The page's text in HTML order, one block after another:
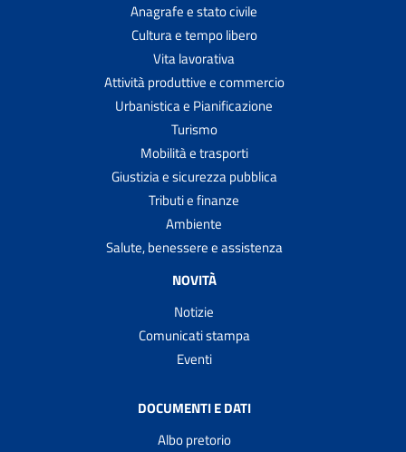
Anagrafe e stato civile
Cultura e tempo libero
Vita lavorativa
Attività produttive e commercio
Urbanistica e Pianificazione
Turismo
Mobilità e trasporti
Giustizia e sicurezza pubblica
Tributi e finanze
Ambiente
Salute, benessere e assistenza
NOVITÀ
Notizie
Comunicati stampa
Eventi
DOCUMENTI E DATI
Albo pretorio